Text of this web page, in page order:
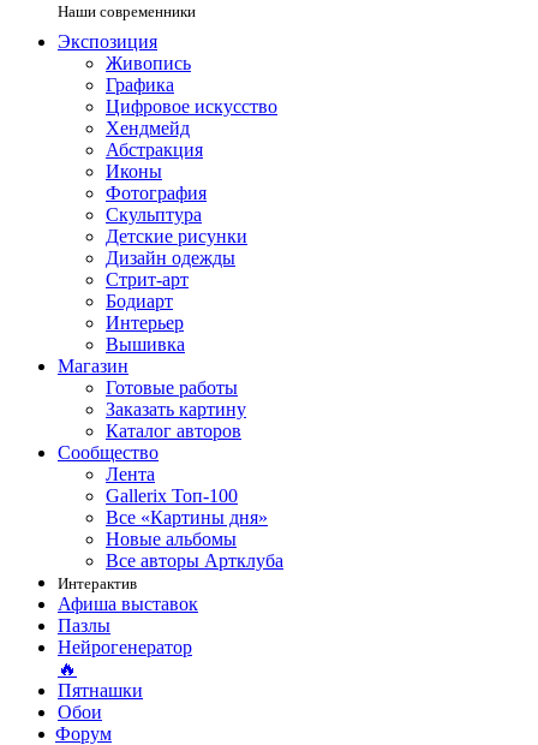
Наши современники
Экспозиция
Живопись
Графика
Цифровое искусство
Хендмейд
Абстракция
Иконы
Фотография
Скульптура
Детские рисунки
Дизайн одежды
Стрит-арт
Бодиарт
Интерьер
Вышивка
Магазин
Готовые работы
Заказать картину
Каталог авторов
Сообщество
Лента
Gallerix Топ-100
Все «Картины дня»
Новые альбомы
Все авторы Артклуба
Интерактив
Афиша выставок
Пазлы
Нейрогенератор
🔥
Пятнашки
Обои
Форум